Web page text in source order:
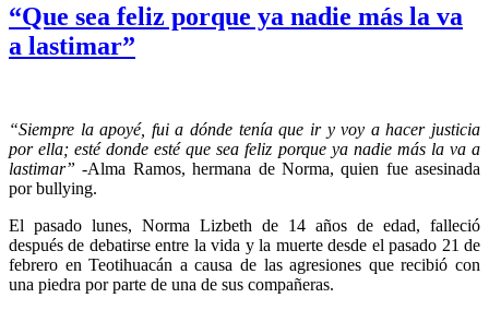
“Que sea feliz porque ya nadie más la va
a lastimar”
“Siempre la apoyé, fui a dónde tenía que ir y voy a hacer justicia
por ella; esté donde esté que sea feliz porque ya nadie más la va a
lastimar” -Alma Ramos, hermana de Norma, quien fue asesinada
por bullying.
El pasado lunes, Norma Lizbeth de 14 años de edad, falleció
después de debatirse entre la vida y la muerte desde el pasado 21 de
febrero en Teotihuacán a causa de las agresiones que recibió con
una piedra por parte de una de sus compañeras.